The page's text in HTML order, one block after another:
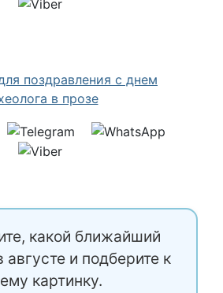
какой ближайший
августе и подберите к
картинку.